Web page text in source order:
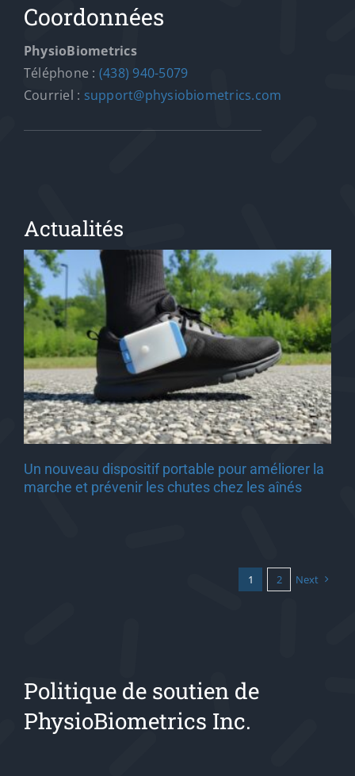
Coordonnées
PhysioBiometrics
Téléphone : (438) 940-5079
Courriel : support@physiobiometrics.com
Actualités
Un nouveau dispositif portable pour améliorer la
marche et prévenir les chutes chez les aînés
1 2 Next
Politique de soutien de
PhysioBiometrics Inc.